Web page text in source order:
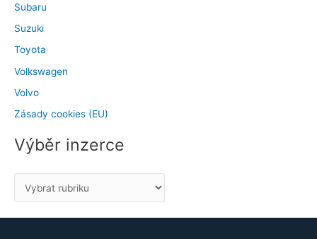
Subaru
Suzuki
Toyota
Volkswagen
Volvo
Zásady cookies (EU)
Výběr inzerce